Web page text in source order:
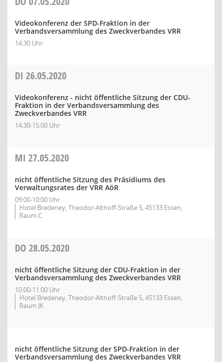
Videokonferenz der SPD-Fraktion in der
Verbandsversammlung des Zweckverbandes VRR
14:30 Uhr
DI 26.05.2020
Videokonferenz - nicht öffentliche Sitzung der CDU-
Fraktion in der Verbandsversammlung des
Zweckverbandes VRR
14:30-15:00 Uhr
MI 27.05.2020
nicht öffentliche Sitzung des Präsidiums des
Verwaltungsrates der VRR AöR
09:00-10:00 Uhr
Hotel Bredeney, Theodor-Althoff-Straße 5, 45133 Essen,
Raum C
DO 28.05.2020
nicht öffentliche Sitzung der CDU-Fraktion in der
Verbandsversammlung des Zweckverbandes VRR
10:00-11:00 Uhr
Hotel Bredeney, Theodor-Althoff-Straße 5, 45133 Essen,
Raum JK
nicht öffentliche Sitzung der SPD-Fraktion in der
Verbandsversammlung des Zweckverbandes VRR